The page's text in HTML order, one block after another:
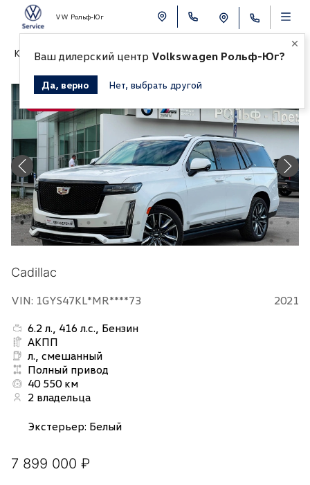
VW Рольф-Юг
К СПИСКУ АВТОМОБИЛЕЙ
Cadillac
VIN: 1GYS47KL*MR****73
2021
6.2 л., 416 л.с., Бензин
АКПП
л., смешанный
Полный привод
40 550 км
2 владельца
Экстерьер: Белый
7 899 000 ₽
Ваш дилерский центр Volkswagen Рольф-Юг?
Да, верно Нет, выбрать другой